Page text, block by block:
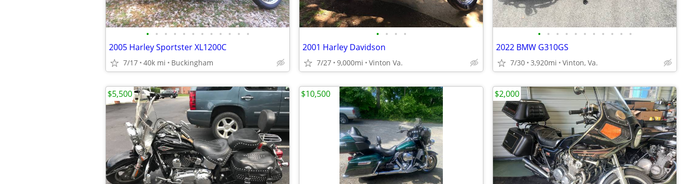
• • • • • • • • • • • •
2005 Harley Sportster XL1200C
7/17 40k mi Buckingham
• • • •
2001 Harley Davidson
7/27 9,000mi Vinton Va.
• • • • • • • • • • •
2022 BMW G310GS
7/30 3,920mi Vinton, Va.
$5,500 $10,500 $2,000